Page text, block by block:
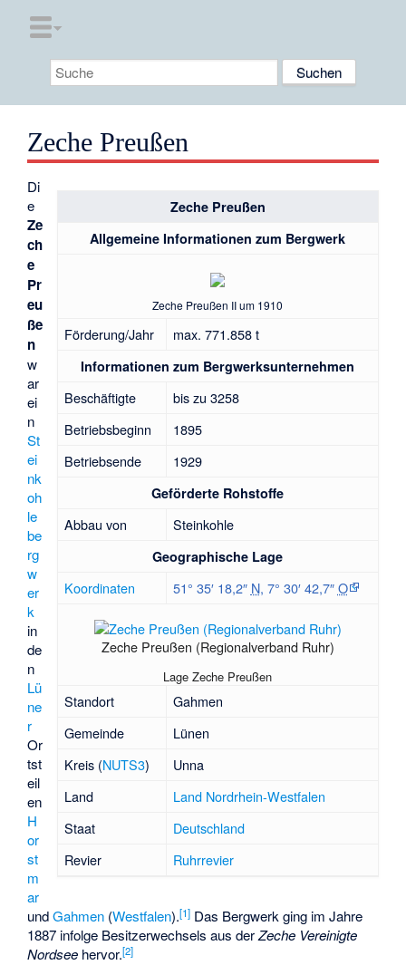
Zeche Preußen
Zeche Preußen
Allgemeine Informationen zum Bergwerk
Zeche Preußen II um 1910
Förderung/Jahr max. 771.858 t
Informationen zum Bergwerksunternehmen
Beschäftigte
bis zu 3258
Betriebsbeginn
1895
Betriebsende
1929
Geförderte Rohstoffe
Abbau von Steinkohle
Geographische Lage
Koordinaten 51° 35′ 18,2″ N, 7° 30′ 42,7″O
Zeche Preußen (Regionalverband Ruhr)
Lage Zeche Preußen
Standort
Gahmen
Gemeinde
Lünen
Kreis (NUTS3)
Unna
Land
Land Nordrhein-Westfalen
Staat
Deutschland
Revier
Ruhrrevier
Di
e
Ze
ch
e
Pr
eu
ße
n
w
ar
ei
n
St
ei
nk
oh
le
be
rg
w
er
k
in
de
n
Lü
ne
r
Or
tst
eil
en
H
or
st
m
ar
undGahmen (Westfalen).[1] Das Bergwerk ging im Jahre
1887 infolge Besitzerwechsels aus derZeche Vereinigte
Nordsee hervor.[2]